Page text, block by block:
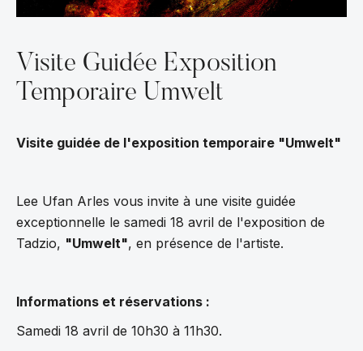
Visite Guidée Exposition
Temporaire Umwelt
Visite guidée de l'exposition temporaire "Umwelt"
Lee Ufan Arles vous invite à une visite guidée
exceptionnelle le samedi 18 avril de l'exposition de
Tadzio, "Umwelt", en présence de l'artiste.
Informations et réservations :
Samedi 18 avril de 10h30 à 11h30.